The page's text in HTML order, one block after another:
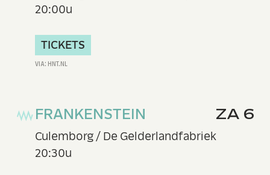
20:00u
TICKETS
ZA 6
FRANKENSTEIN
Culemborg / De Gelderlandfabriek
20:30u